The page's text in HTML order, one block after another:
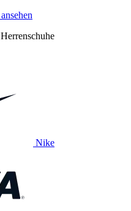
Herrenschuhe
Nike